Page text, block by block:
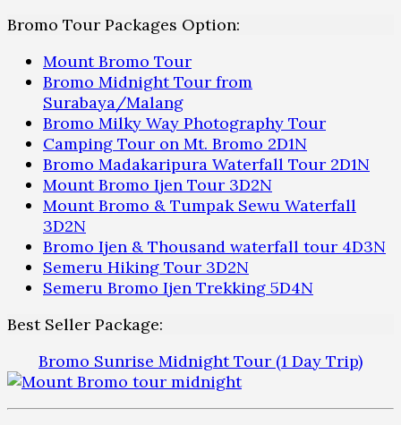
Bromo Tour Packages Option:
Mount Bromo Tour
Bromo Midnight Tour from
Surabaya/Malang
Bromo Milky Way Photography Tour
Camping Tour on Mt. Bromo 2D1N
Bromo Madakaripura Waterfall Tour 2D1N
Mount Bromo Ijen Tour 3D2N
Mount Bromo & Tumpak Sewu Waterfall
3D2N
Bromo Ijen & Thousand waterfall tour 4D3N
Semeru Hiking Tour 3D2N
Semeru Bromo Ijen Trekking 5D4N
Best Seller Package:
Bromo Sunrise Midnight Tour (1 Day Trip)